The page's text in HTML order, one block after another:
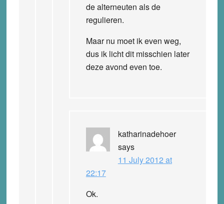
de alterneuten als de
regulieren.
Maar nu moet ik even weg,
dus ik licht dit misschien later
deze avond even toe.
katharinadehoer
says
11 July 2012 at
22:17
Ok.